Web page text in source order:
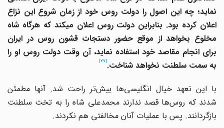
نماید؛ چه این اصول را دولت روس خود از زمان شروع این نزاع
اعلان کرده بود. بنابراین دولت روس اعلان می ‎کند که هرگاه شاه
مخلوع بخواهد از موقع حضور دستجات قشون روس در ایران
برای انجام مقاصد خود استفاده نماید، آن وقت دولت روس او را
به سمت سلطنت نخواهد شناخت.
با این تعهد خیال انگلیسی‌ها بیش‌تر راحت شد. آنها مطمئن
شدند که روس‌ها قصد ندارند محمدعلی ‌شاه را به تخت سلطنت
بازگردانند. پس با عملیات آنان مخالفتی هم نکردند.